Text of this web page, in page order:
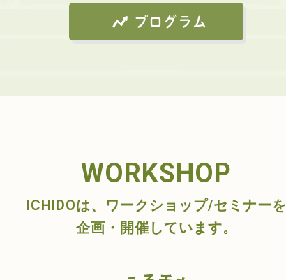
プログラム
WORKSHOP
ICHIDOは、ワークショップ/セミナーを
企画・開催しています。